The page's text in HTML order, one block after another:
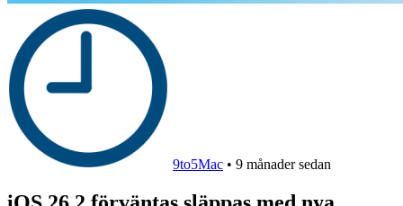
9to5Mac • 9 månader sedan